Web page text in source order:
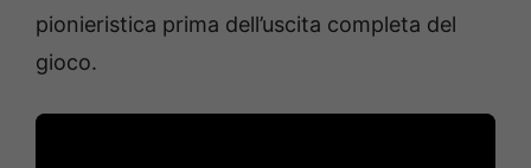
pionieristica prima dell’uscita completa del
gioco.